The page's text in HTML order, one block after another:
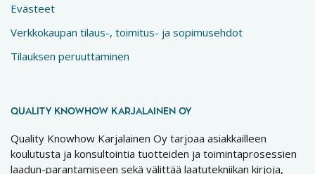
Evästeet
Verkkokaupan tilaus-, toimitus- ja sopimusehdot
Tilauksen peruuttaminen
QUALITY KNOWHOW KARJALAINEN OY
Quality Knowhow Karjalainen Oy tarjoaa asiakkailleen
koulutusta ja konsultointia tuotteiden ja toimintaprosessien
laadun-parantamiseen sekä välittää laatutekniikan kirjoja,